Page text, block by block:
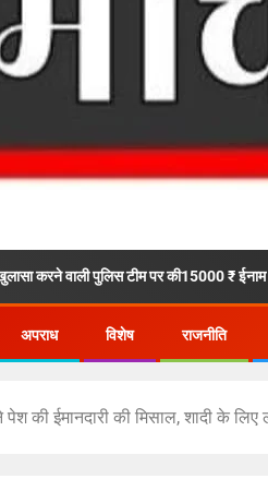
टीम पर की15000 ₹ ईनाम की बौछार.!
अपराध विशेष राजनीति
की ईमानदारी की मिसाल, शादी के लिए